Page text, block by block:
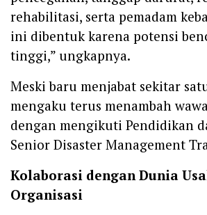
rehabilitasi, serta pemadam
ini dibentuk karena potensi
tinggi,” ungkapnya.
Meski baru menjabat sekitar
mengaku terus menambah
dengan mengikuti Pendidikan
Senior Disaster Management
Kolaborasi dengan Dunia
Organisasi